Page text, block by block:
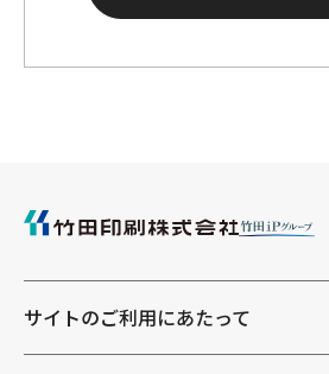
サイトのご利用にあたって